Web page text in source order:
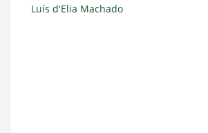
Luís d'Elia Machado